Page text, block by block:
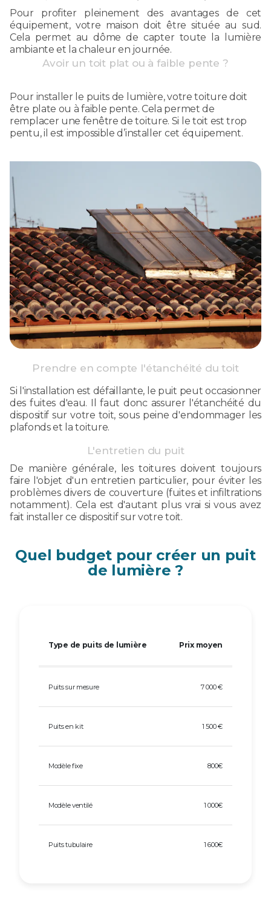
Pour profiter pleinement des avantages de cet
équipement, votre maison doit être située au sud.
Cela permet au dôme de capter toute la lumière
ambiante et la chaleur en journée.
Avoir un toit plat ou à faible pente ?
Pour installer le puits de lumière, votre toiture doit
être plate ou à faible pente. Cela permet de
remplacer une fenêtre de toiture. Si le toit est trop
pentu, il est impossible d’installer cet équipement.
Prendre en compte l'étanchéité du toit
Si l'installation est défaillante, le puit peut occasionner
des fuites d'eau. Il faut donc assurer l'étanchéité du
dispositif sur votre toit, sous peine d'endommager les
plafonds et la toiture.
L'entretien du puit
De manière générale, les toitures doivent toujours
faire l'objet d'un entretien particulier, pour éviter les
problèmes divers de couverture (fuites et infiltrations
notamment). Cela est d'autant plus vrai si vous avez
fait installer ce dispositif sur votre toit.
Quel budget pour créer un puit
de lumière ?
Type de puits de lumière Prix moyen
Puits sur mesure 7 000 €
Puits en kit 1 500 €
Modèle fixe 800€
Modèle ventilé 1 000€
Puits tubulaire 1 600€